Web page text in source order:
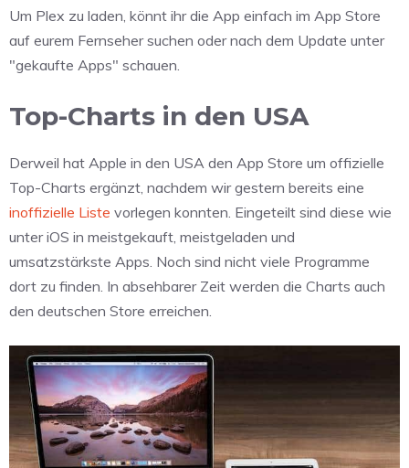
Um Plex zu laden, könnt ihr die App einfach im App Store
auf eurem Fernseher suchen oder nach dem Update unter
"gekaufte Apps" schauen.
Top-Charts in den USA
Derweil hat Apple in den USA den App Store um offizielle
Top-Charts ergänzt, nachdem wir gestern bereits eine
inoffizielle Liste vorlegen konnten. Eingeteilt sind diese wie
unter iOS in meistgekauft, meistgeladen und
umsatzstärkste Apps. Noch sind nicht viele Programme
dort zu finden. In absehbarer Zeit werden die Charts auch
den deutschen Store erreichen.